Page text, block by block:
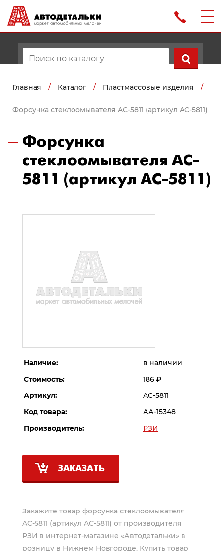
Главная / Каталог / Пластмассовые изделия /
Форсунка стеклоомывателя AC-5811 (артикул AC-5811)
Форсунка
стеклоомывателя AC-
5811 (артикул AC-5811)
Наличие:
в наличии
Стоимость:
186 Р
Артикул:
AC-5811
Код товара:
АА-15348
Производитель:
РЗИ
ЗАКАЗАТЬ
Закажите товар форсунка стеклоомывателя
AC-5811 (артикул AC-5811) от производителя
РЗИ в интернет-магазине «Автодетальки» в
розницу в Нижнем Новгороде. Купить товар